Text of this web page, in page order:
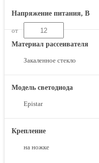
Напряжение питания, В
от
Материал рассеивателя
Закаленное стекло
Модель светодиода
Epistar
Крепление
на ножке